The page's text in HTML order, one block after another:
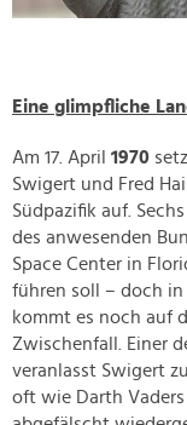
Eine glimpfliche
Am 17. April 1970
Swigert und Fred
Südpazifik auf.
des anwesenden
Space Center in
führen soll – doch in
kommt es noch auf
Zwischenfall. Einer
veranlasst Swigert
oft wie Darth